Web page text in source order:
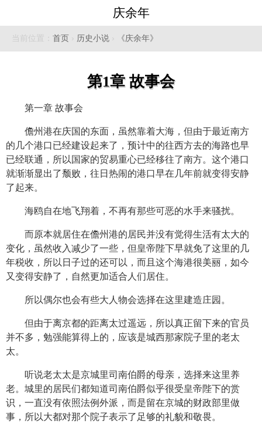
庆余年
当前位置： 首页 › 历史小说 › 《庆余年》
第1章 故事会
第一章 故事会
儋州港在庆国的东面，虽然靠着大海，但由于最近南方
的几个港口已经建设起来了，预计中的往西方去的海路也早
已经联通，所以国家的贸易重心已经移往了南方。这个港口
就渐渐显出了颓败，往日热闹的港口早在几年前就变得安静
了起来。
海鸥自在地飞翔着，不再有那些可恶的水手来骚扰。
而原本就居住在儋州港的居民并没有觉得生活有太大的
变化，虽然收入减少了一些，但皇帝陛下早就免了这里的几
年税收，所以日子过的还可以，而且这个海港很美丽，如今
又变得安静了，自然更加适合人们居住。
所以偶尔也会有些大人物会选择在这里建造庄园。
但由于离京都的距离太过遥远，所以真正留下来的官员
并不多，勉强能算得上的，应该是城西那家院子里的老太
太。
听说老太太是京城里司南伯爵的母亲，选择来这里养
老。城里的居民们都知道司南伯爵似乎很受皇帝陛下的赏
识，一直没有依照法例外派，而是留在京城的财政部里做
事，所以大都对那个院子表示了足够的礼貌和敬畏。